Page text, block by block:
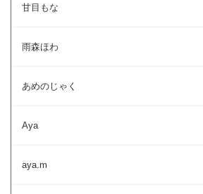
甘目もな
雨森ほわ
あめのじゃく
Aya
aya.m